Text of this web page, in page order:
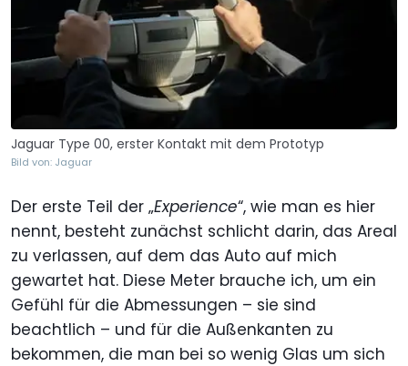
Jaguar Type 00, erster Kontakt mit dem Prototyp
Bild von: Jaguar
Der erste Teil der „Experience“, wie man es hier
nennt, besteht zunächst schlicht darin, das Areal
zu verlassen, auf dem das Auto auf mich
gewartet hat. Diese Meter brauche ich, um ein
Gefühl für die Abmessungen – sie sind
beachtlich – und für die Außenkanten zu
bekommen, die man bei so wenig Glas um sich